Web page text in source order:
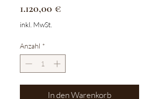
1.120,00 €
inkl. MwSt.
Anzahl *
In den Warenkorb